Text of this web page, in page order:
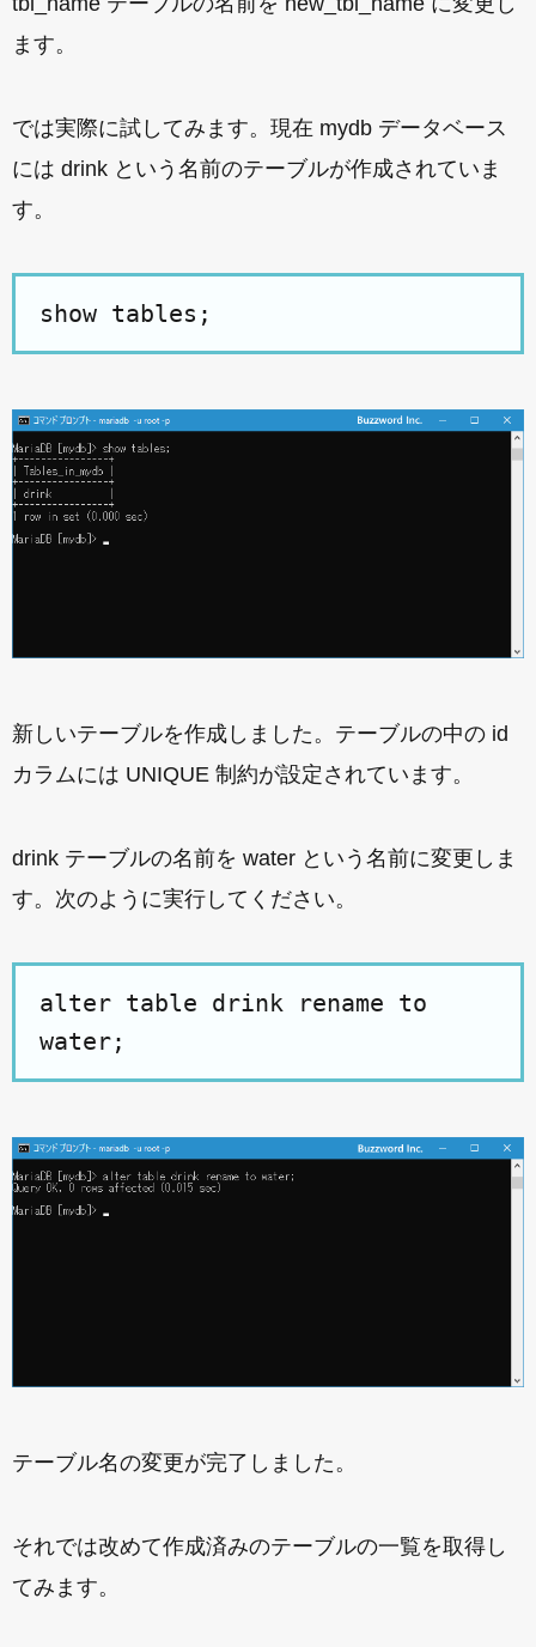
ます。
では実際に試してみます。現在 mydb データベース
には drink という名前のテーブルが作成されていま
す。
show tables;
新しいテーブルを作成しました。テーブルの中の id
カラムには UNIQUE 制約が設定されています。
drink テーブルの名前を water という名前に変更しま
す。次のように実行してください。
alter table drink rename to
water;
テーブル名の変更が完了しました。
それでは改めて作成済みのテーブルの一覧を取得し
てみます。